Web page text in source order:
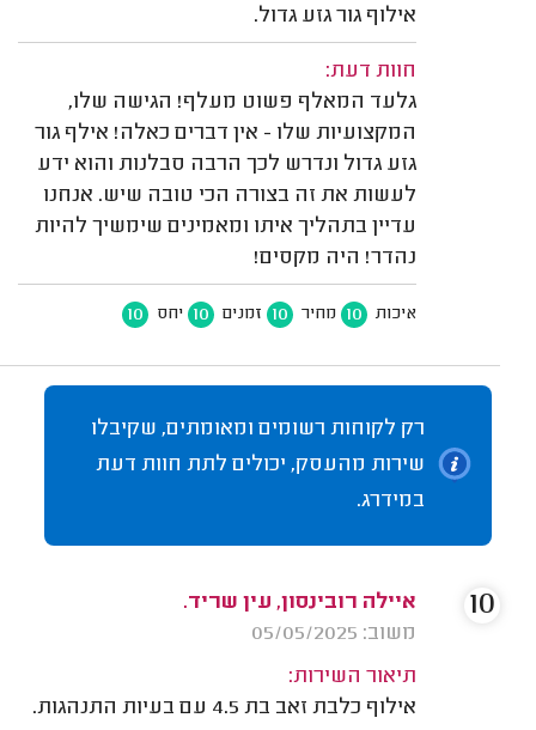
אילוף גור גזע גדול.
חוות דעת:
גלעד המאלף פשוט מעלף! הגישה שלו,
המקצועיות שלו - אין דברים כאלה! אילף גור
גזע גדול ונדרש לכך הרבה סבלנות והוא ידע
לעשות את זה בצורה הכי טובה שיש. אנחנו
עדיין בתהליך איתו ומאמינים שימשיך להיות
נהדר! היה מקסים!
איכות 10 מחיר 10 זמנים 10 יחס 10
רק לקוחות רשומים ומאומתים, שקיבלו
שירות מהעסק, יכולים לתת חוות דעת
במידרג.
איילה רובינסון, עין שריד.
משוב: 05/05/2025
תיאור השירות:
אילוף כלבת זאב בת 4.5 עם בעיות התנהגות.
10